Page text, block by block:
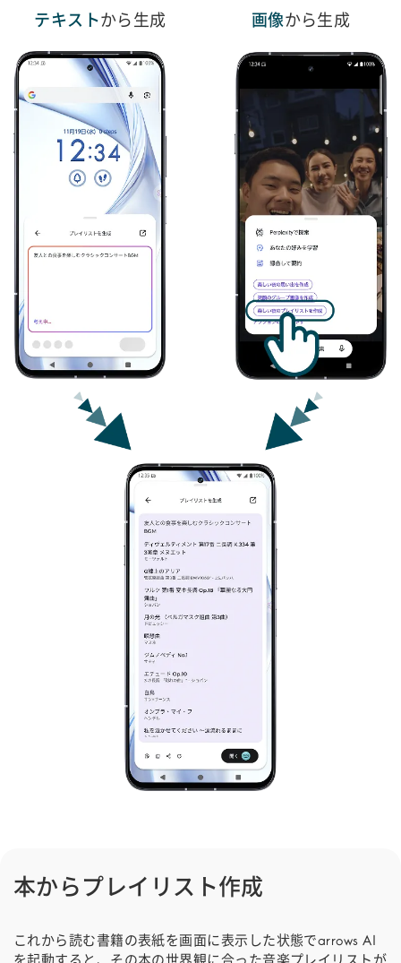
テキストから生成 画像から生成
本からプレイリスト作成
これから読む書籍の表紙を画面に表示した状態でarrows AI